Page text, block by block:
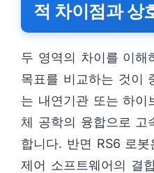
적 차이점과 상
두 영역의 차이를 이해
목표를 비교하는 것이
는 내연기관 또는 하이
체 공학의 융합으로 고
합니다. 반면 RS6 로
제어 소프트웨어의 결